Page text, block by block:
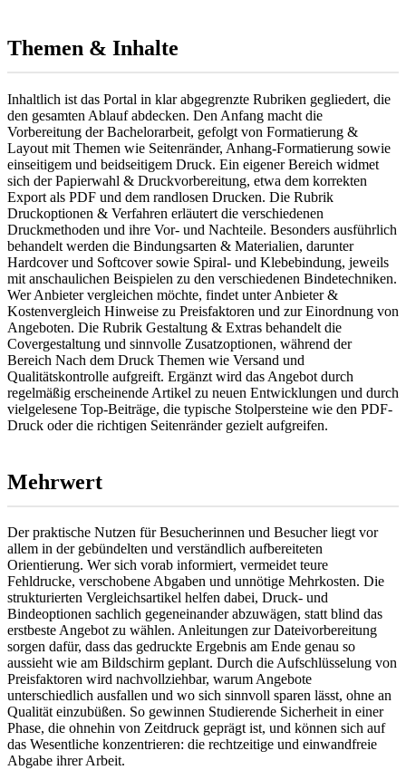
Themen & Inhalte
Inhaltlich ist das Portal in klar abgegrenzte Rubriken gegliedert, die
den gesamten Ablauf abdecken. Den Anfang macht die
Vorbereitung der Bachelorarbeit, gefolgt von Formatierung &
Layout mit Themen wie Seitenränder, Anhang-Formatierung sowie
einseitigem und beidseitigem Druck. Ein eigener Bereich widmet
sich der Papierwahl & Druckvorbereitung, etwa dem korrekten
Export als PDF und dem randlosen Drucken. Die Rubrik
Druckoptionen & Verfahren erläutert die verschiedenen
Druckmethoden und ihre Vor- und Nachteile. Besonders ausführlich
behandelt werden die Bindungsarten & Materialien, darunter
Hardcover und Softcover sowie Spiral- und Klebebindung, jeweils
mit anschaulichen Beispielen zu den verschiedenen Bindetechniken.
Wer Anbieter vergleichen möchte, findet unter Anbieter &
Kostenvergleich Hinweise zu Preisfaktoren und zur Einordnung von
Angeboten. Die Rubrik Gestaltung & Extras behandelt die
Covergestaltung und sinnvolle Zusatzoptionen, während der
Bereich Nach dem Druck Themen wie Versand und
Qualitätskontrolle aufgreift. Ergänzt wird das Angebot durch
regelmäßig erscheinende Artikel zu neuen Entwicklungen und durch
vielgelesene Top-Beiträge, die typische Stolpersteine wie den PDF-
Druck oder die richtigen Seitenränder gezielt aufgreifen.
Mehrwert
Der praktische Nutzen für Besucherinnen und Besucher liegt vor
allem in der gebündelten und verständlich aufbereiteten
Orientierung. Wer sich vorab informiert, vermeidet teure
Fehldrucke, verschobene Abgaben und unnötige Mehrkosten. Die
strukturierten Vergleichsartikel helfen dabei, Druck- und
Bindeoptionen sachlich gegeneinander abzuwägen, statt blind das
erstbeste Angebot zu wählen. Anleitungen zur Dateivorbereitung
sorgen dafür, dass das gedruckte Ergebnis am Ende genau so
aussieht wie am Bildschirm geplant. Durch die Aufschlüsselung von
Preisfaktoren wird nachvollziehbar, warum Angebote
unterschiedlich ausfallen und wo sich sinnvoll sparen lässt, ohne an
Qualität einzubüßen. So gewinnen Studierende Sicherheit in einer
Phase, die ohnehin von Zeitdruck geprägt ist, und können sich auf
das Wesentliche konzentrieren: die rechtzeitige und einwandfreie
Abgabe ihrer Arbeit.